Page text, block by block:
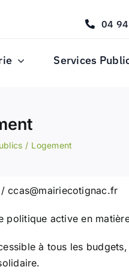
04
Services
Logement
/ccas@mairiecotignac.fr
politique active en
à tous les